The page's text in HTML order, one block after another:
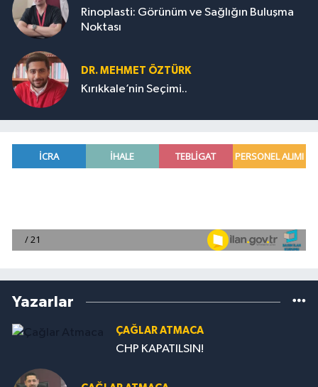
Rinoplasti: Görünüm ve Sağlığın Buluşma
Noktası
DR. MEHMET ÖZTÜRK
Kırıkkale’nin Seçimi..
Yazarlar
ÇAĞLAR ATMACA
CHP KAPATILSIN!